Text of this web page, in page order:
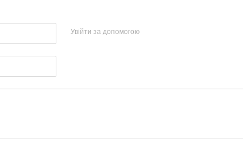
Увійти за допомогою